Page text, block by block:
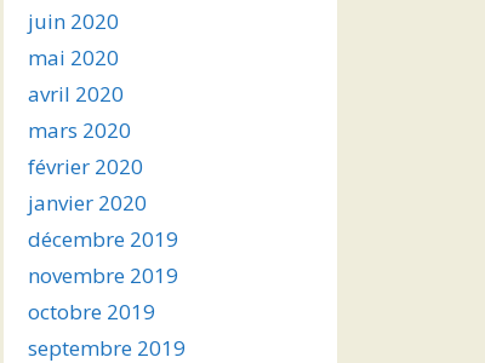
juin 2020
mai 2020
avril 2020
mars 2020
février 2020
janvier 2020
décembre 2019
novembre 2019
octobre 2019
septembre 2019